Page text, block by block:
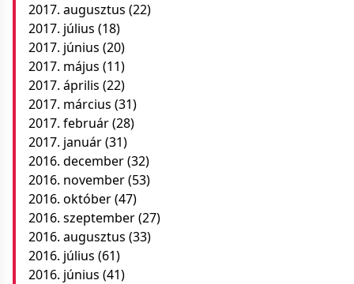
2017. augusztus (22)
2017. július (18)
2017. június (20)
2017. május (11)
2017. április (22)
2017. március (31)
2017. február(28)
2017. január(31)
2016. december(32)
2016. november(53)
2016. október(47)
2016. szeptember(27)
2016. augusztus (33)
2016. július (61)
2016. június (41)